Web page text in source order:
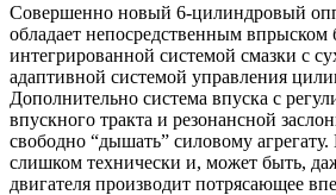
Совершенно новый 6-цилиндровый
обладает непосредственным впрыском
интегрированной системой смазки с
адаптивной системой управления
Дополнительно система впуска с
впускного тракта и резонансной
свободно “дышать” силовому агрегату.
слишком технически и, может быть,
двигателя производит потрясающее